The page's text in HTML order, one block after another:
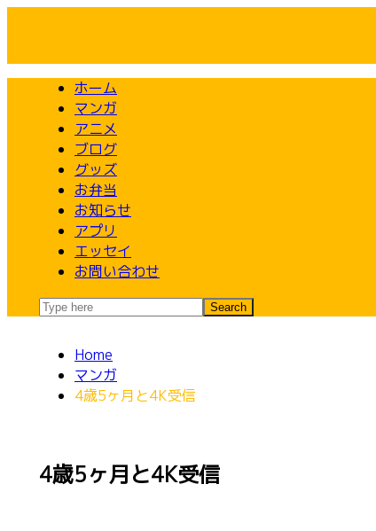
ホーム
マンガ
アニメ
ブログ
グッズ
お弁当
お知らせ
アプリ
エッセイ
お問い合わせ
Home
マンガ
4歳5ヶ月と4K受信
4歳5ヶ月と4K受信